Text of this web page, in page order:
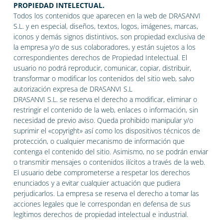
PROPIEDAD INTELECTUAL.
Todos los contenidos que aparecen en la web de DRASANVI
S.L. y en especial, diseños, textos, logos, imágenes, marcas,
iconos y demás signos distintivos, son propiedad exclusiva de
la empresa y/o de sus colaboradores, y están sujetos a los
correspondientes derechos de Propiedad Intelectual. El
usuario no podrá reproducir, comunicar, copiar, distribuir,
transformar o modificar los contenidos del sitio web, salvo
autorización expresa de DRASANVI S.L
DRASANVI S.L. se reserva el derecho a modificar, eliminar o
restringir el contenido de la web, enlaces o información, sin
necesidad de previo aviso. Queda prohibido manipular y/o
suprimir el «copyright» así como los dispositivos técnicos de
protección, o cualquier mecanismo de información que
contenga el contenido del sitio. Asimismo, no se podrán enviar
o transmitir mensajes o contenidos ilícitos a través de la web.
El usuario debe comprometerse a respetar los derechos
enunciados y a evitar cualquier actuación que pudiera
perjudicarlos. La empresa se reserva el derecho a tomar las
acciones legales que le correspondan en defensa de sus
legítimos derechos de propiedad intelectual e industrial.